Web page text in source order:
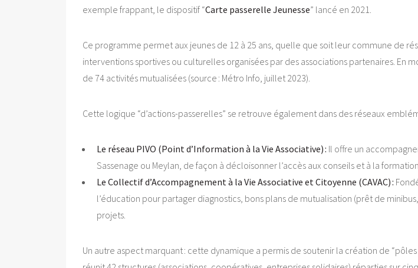
exemple frappant, le dispositif “Carte passerelle Jeunesse” lancé en 2021.
Ce programme permet aux jeunes de 12 à 25 ans, quelle que soit leur commune de
interventions sportives ou culturelles organisées par des associations partenaires. En
de 74 activités mutualisées (source : Métro Info, juillet 2023).
Cette logique “d’actions-passerelles” se retrouve également dans des réseaux
Le réseau PIVO (Point d’Information à la Vie Associative) : Il offre un
Sassenage ou Meylan, de façon à décloisonner l’accès aux conseils et à la
Le Collectif d’Accompagnement à la Vie Associative et Citoyenne (CAVAC) :
l’éducation pour partager diagnostics, bons plans de mutualisation (prêt de
projets.
Un autre aspect marquant : cette dynamique a permis de soutenir la création de